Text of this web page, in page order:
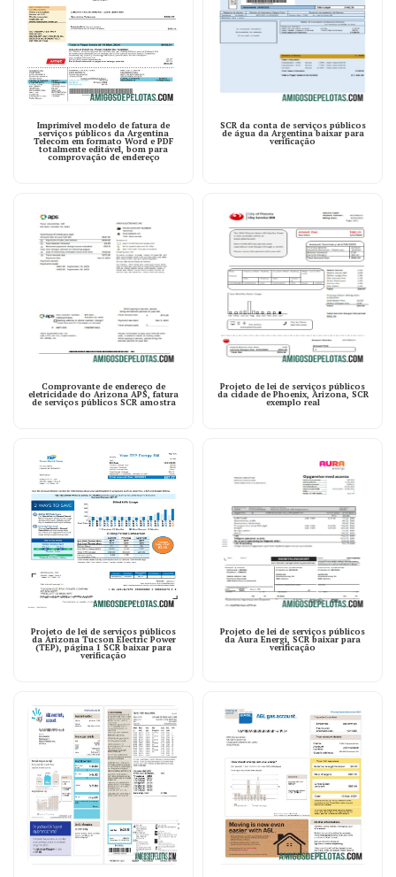
Imprimível modelo de fatura de
serviços públicos da Argentina
Telecom em formato Word e PDF
totalmente editável, bom para
comprovação de endereço
SCR da conta de serviços públicos
de água da Argentina baixar para
verificação
Comprovante de endereço de
eletricidade do Arizona APS, fatura
de serviços públicos SCR amostra
Projeto de lei de serviços públicos
da cidade de Phoenix, Arizona, SCR
exemplo real
Projeto de lei de serviços públicos
da Arizona Tucson Electric Power
(TEP), página 1 SCR baixar para
verificação
Projeto de lei de serviços públicos
da Aura Energi, SCR baixar para
verificação